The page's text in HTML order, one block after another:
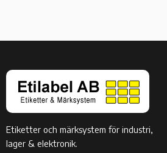
Etiketter och märksystem för industri,
lager & elektronik.